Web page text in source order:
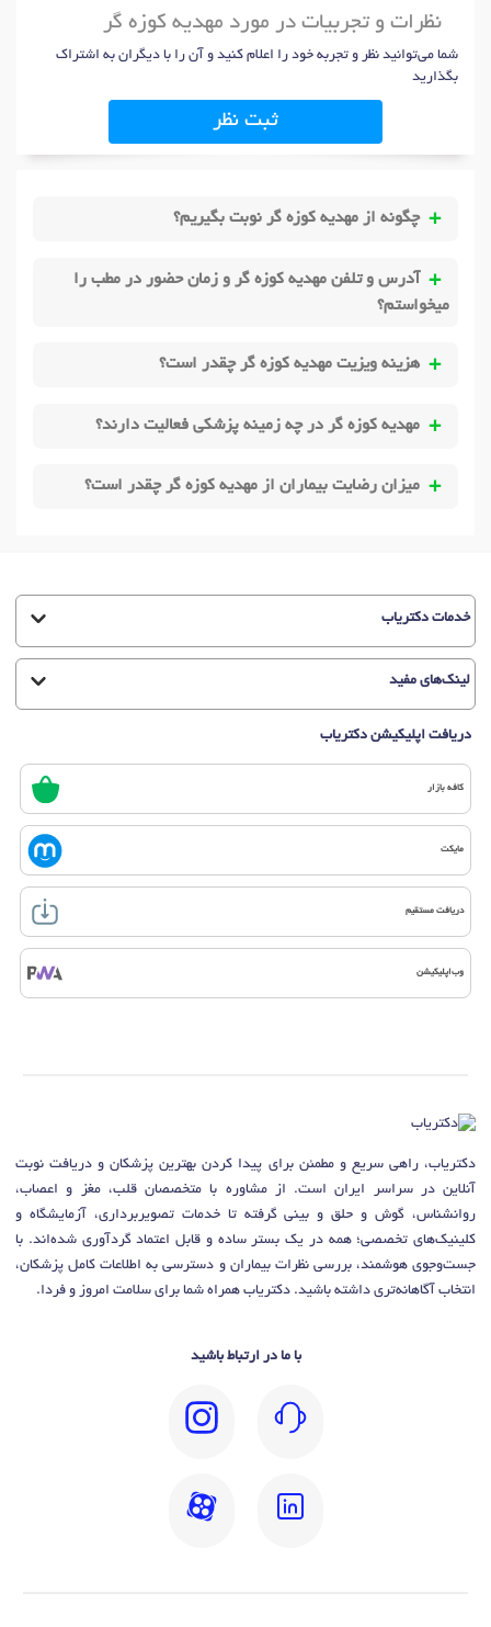
نظرات و تجربیات در مورد مهدیه کوزه گر
شما می‌توانید نظر و تجربه خود را اعلام کنید و آن را با دیگران به اشتراک
بگذارید
ثبت نظر
چگونه از مهدیه کوزه گر نوبت بگیریم؟
آدرس و تلفن مهدیه کوزه گر و زمان حضور در مطب را
میخواستم؟
هزینه ویزیت مهدیه کوزه گر چقدر است؟
مهدیه کوزه گر در چه زمینه پزشکی فعالیت دارند؟
میزان رضایت بیماران از مهدیه کوزه گر چقدر است؟
خدمات دکتریاب
لینک‌های مفید
دریافت اپلیکیشن دکتریاب
کافه بازار
مایکت
دریافت مستقیم
وب‌اپلیکیشن
دکتریاب، راهی سریع و مطمئن برای پیدا کردن بهترین پزشکان و دریافت نوبت
آنلاین در سراسر ایران است. از مشاوره با متخصصان قلب، مغز و اعصاب،
روانشناس، گوش و حلق و بینی گرفته تا خدمات تصویربرداری، آزمایشگاه و
کلینیک‌های تخصصی؛ همه در یک بستر ساده و قابل اعتماد گردآوری شده‌اند. با
جست‌وجوی هوشمند، بررسی نظرات بیماران و دسترسی به اطلاعات کامل پزشکان،
انتخاب آگاهانه‌تری داشته باشید. دکتریاب همراه شما برای سلامت امروز و فردا.
با ما در ارتباط باشید